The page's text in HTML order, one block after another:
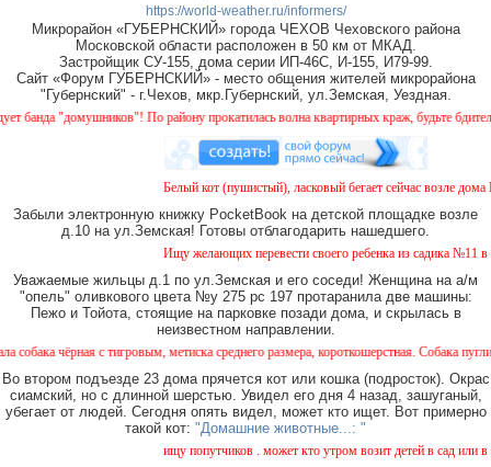
https://world-weather.ru/informers/
Микрорайон «ГУБЕРНСКИЙ» города ЧЕХОВ Чеховского района
Московской области расположен в 50 км от МКАД.
Застройщик СУ-155, дома серии ИП-46С, И-155, И79-99.
Сайт «Форум ГУБЕРНСКИЙ» - место общения жителей микрорайона
"Губернский" - г.Чехов, мкр.Губернский, ул.Земская, Уездная.
"домушников"! По району прокатилась волна квартирных краж, будьте бдительны!
Белый кот (пушистый), ласковый бегает сейчас возле дома
Забыли электронную книжку PocketBook на детской площадке возле
д.10 на ул.Земская! Готовы отблагодарить нашедшего.
Ищу желающих перевести своего ребенка из садика №11 в
Уважаемые жильцы д.1 по ул.Земская и его соседи! Женщина на а/м
"опель" оливкового цвета №у 275 рс 197 протаранила две машины:
Пежо и Тойота, стоящие на парковке позади дома, и скрылась в
неизвестном направлении.
с тигровым, метиска среднего размера, короткошерстная. Собака пугливая,
Во втором подъезде 23 дома прячется кот или кошка (подросток). Окрас
сиамский, но с длинной шерстью. Увидел его дня 4 назад, зашуганый,
убегает от людей. Сегодня опять видел, может кто ищет. Вот примерно
такой кот: "Домашние животные...: "
ищу попутчиков . может кто утром возит детей в сад или в